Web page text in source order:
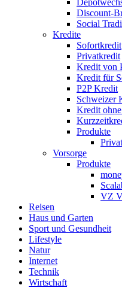
Discount-
Social
Kredite
Sofortkredit
Privatkredit
Kredit von
Kredit für
P2P Kredit
Schweizer
Kredit
Produkte
Vorsorge
Produkte
VZ
Reisen
Haus und Garten
Sport und Gesundheit
Lifestyle
Natur
Internet
Technik
Wirtschaft